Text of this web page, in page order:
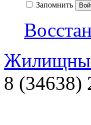
Запомнить
8 (34638)